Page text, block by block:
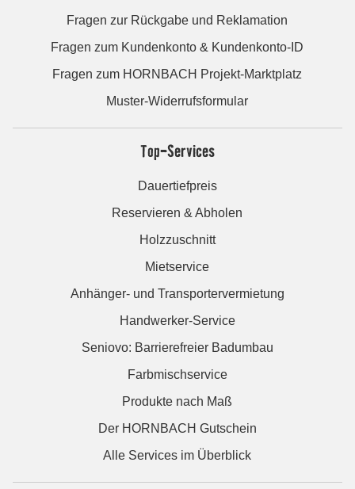
Fragen zur Rückgabe und Reklamation
Fragen zum Kundenkonto & Kundenkonto-ID
Fragen zum HORNBACH Projekt-Marktplatz
Muster-Widerrufsformular
Top-Services
Dauertiefpreis
Reservieren & Abholen
Holzzuschnitt
Mietservice
Anhänger- und Transportervermietung
Handwerker-Service
Seniovo: Barrierefreier Badumbau
Farbmischservice
Produkte nach Maß
Der HORNBACH Gutschein
Alle Services im Überblick